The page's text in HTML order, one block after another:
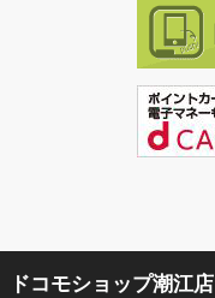
ドコモショップ潮江店